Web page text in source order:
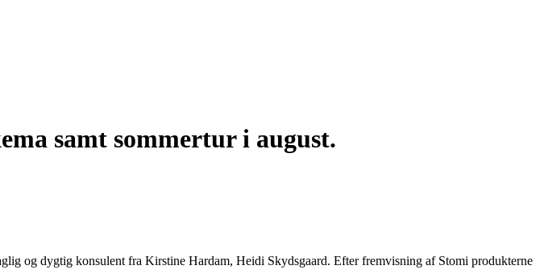
samt sommertur i august.
og dygtig konsulent fra Kirstine Hardam, Heidi Skydsgaard. Efter fremvisning af Stomi produkterne